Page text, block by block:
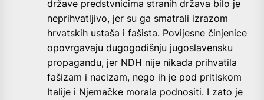
države predstvnicima stranih država bilo je
neprihvatljivo, jer su ga smatrali izrazom
hrvatskih ustaša i fašista. Povijesne činjenice
opovrgavaju dugogodišnju jugoslavensku
propagandu, jer NDH nije nikada prihvatila
fašizam i nacizam, nego ih je pod pritiskom
Italije i Njemačke morala podnositi. I zato je